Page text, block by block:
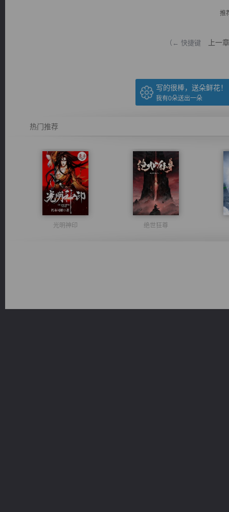
推
（← 快捷键 上一章
写的很棒，送朵鲜花！
我有0朵送出一朵
热门推荐
光明神印 绝世狂尊